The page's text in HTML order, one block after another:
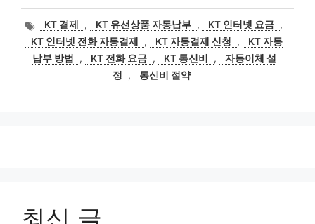
태
그
KT 결제 , KT 유선상품 자동납부 , KT 인터넷 요금 ,
KT 인터넷 전화 자동결제
, KT 자동결제 신청 ,
KT 자동
납부 방법
, KT 전화 요금 , KT 통신비 ,
자동이체 설
정
, 통신비 절약
최신 글